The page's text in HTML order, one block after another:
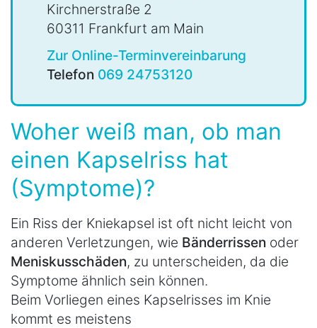
Kirchnerstraße 2
60311 Frankfurt am Main
Zur Online-Terminvereinbarung
Telefon 069 24753120
Woher weiß man, ob man
einen Kapselriss hat
(Symptome)?
Ein Riss der Kniekapsel ist oft nicht leicht von
anderen Verletzungen, wie Bänderrissen oder
Meniskusschäden, zu unterscheiden, da die
Symptome ähnlich sein können.
Beim Vorliegen eines Kapselrisses im Knie
kommt es meistens